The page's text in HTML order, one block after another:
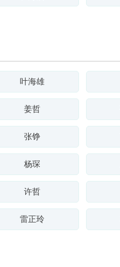
叶海雄
姜哲
张铮
杨琛
许哲
雷正玲